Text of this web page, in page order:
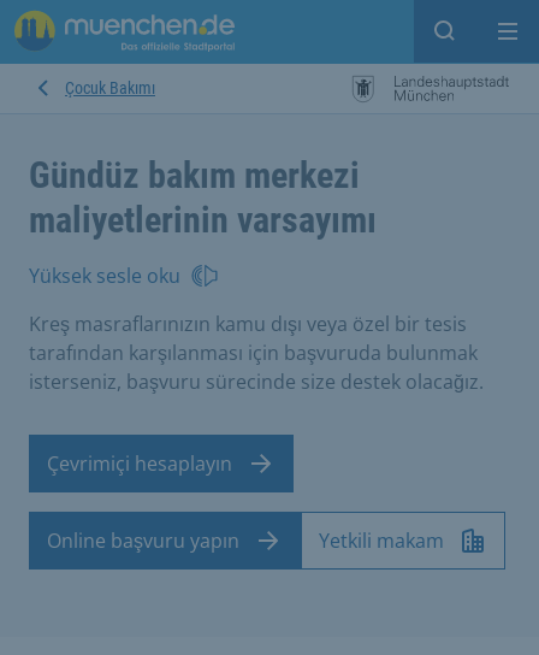
Open
Çocuk Bakımı
Gündüz bakım merkezi
maliyetlerinin varsayımı
Yüksek sesle oku
Kreş masraflarınızın kamu dışı veya özel bir tesis
tarafından karşılanması için başvuruda bulunmak
isterseniz, başvuru sürecinde size destek olacağız.
Çevrimiçi hesaplayın
Online başvuru yapın Yetkili makam